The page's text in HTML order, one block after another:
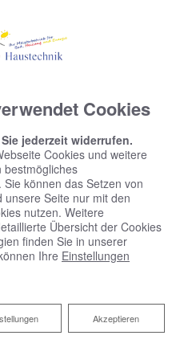
Cookies
jederzeit widerrufen.
Cookies und weitere
bestmögliches
können das Setzen von
Seite nur mit den
nutzen. Weitere
Übersicht der Cookies
finden Sie in unserer
Ihre Einstellungen
Akzeptieren